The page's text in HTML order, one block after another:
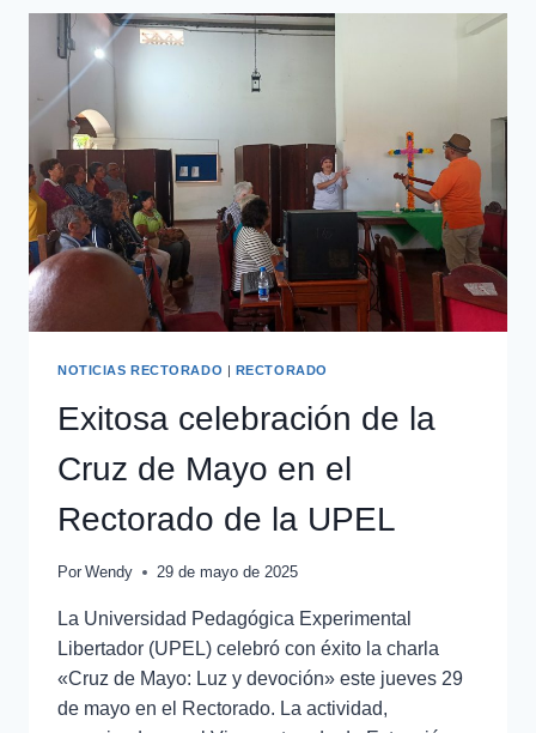
NOTICIAS RECTORADO RECTORADO
Exitosa celebración de la
Cruz de Mayo en el
Rectorado de la UPEL
Por Wendy 29 de mayo de 2025
La Universidad Pedagógica Experimental
Libertador (UPEL) celebró con éxito la charla
«Cruz de Mayo: Luz y devoción» este jueves 29
de mayo en el Rectorado. La actividad,